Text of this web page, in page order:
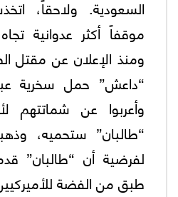
السعودية. ولاحقاً،
موقفاً أكثر عدوانية
ومنذ الإعلان عن مقتل
“داعش” حمل سخرية
وأعربوا عن شماتتهم
“طالبان” ستحميه،
لفرضية أن “طالبان”
طبق من الفضة